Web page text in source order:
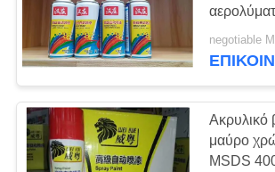
Βιομηχανικά
αερολύματα
ακρυλικό
Ακρυλικό
μαύρο
MSDS